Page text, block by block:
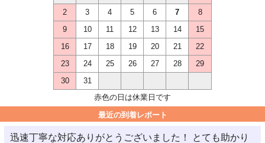
2
3 4 5 6 7
8
9
10 11 12 13 14
15
16
17 18 19 20 21
22
23
24 25 26 27 28
29
30
31
赤色の日は休業日です
最近の到着レポート
迅速丁寧な対応ありがとうございました！ とても助かり